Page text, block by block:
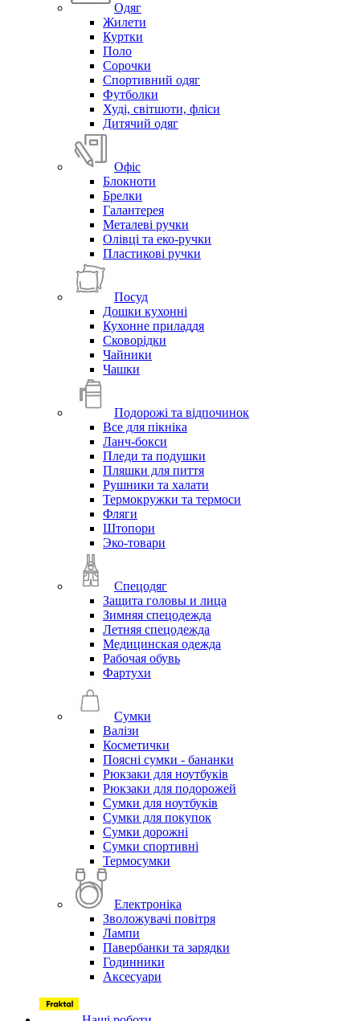
Одяг
Жилети
Куртки
Поло
Сорочки
Спортивний одяг
Футболки
Худі, світшоти, фліси
Дитячий одяг
Офіс
Блокноти
Брелки
Галантерея
Металеві ручки
Олівці та еко-ручки
Пластикові ручки
Посуд
Дошки кухонні
Кухонне приладдя
Сковорідки
Чайники
Чашки
Подорожі та відпочинок
Все для пікніка
Ланч-бокси
Пледи та подушки
Пляшки для пиття
Рушники та халати
Термокружки та термоси
Фляги
Штопори
Эко-товари
Спецодяг
Защита головы и лица
Зимняя спецодежда
Летняя спецодежда
Медицинская одежда
Рабочая обувь
Фартухи
Сумки
Валізи
Косметички
Поясні сумки - бананки
Рюкзаки для ноутбуків
Рюкзаки для подорожей
Сумки для ноутбуків
Сумки для покупок
Сумки дорожні
Сумки спортивні
Термосумки
Електроніка
Зволожувачі повітря
Лампи
Павербанки та зарядки
Годинники
Аксесуари